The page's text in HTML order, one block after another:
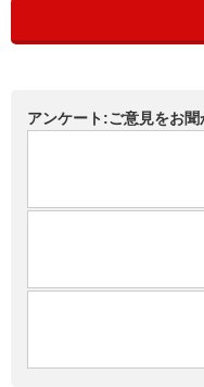
アンケート:ご意見をお